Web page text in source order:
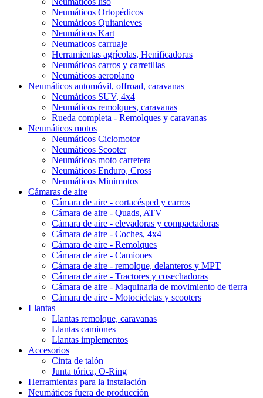
Neumáticos Ortopédicos
Neumáticos Quitanieves
Neumáticos Kart
Neumaticos carruaje
Herramientas agrícolas, Henificadoras
Neumáticos carros y carretillas
Neumáticos aeroplano
Neumáticos automóvil, offroad, caravanas
Neumáticos SUV, 4x4
Neumáticos remolques, caravanas
Rueda completa - Remolques y caravanas
Neumáticos motos
Neumáticos Ciclomotor
Neumáticos Scooter
Neumáticos moto carretera
Neumáticos Enduro, Cross
Neumáticos Minimotos
Cámaras de aire
Cámara de aire - cortacésped y carros
Cámara de aire - Quads, ATV
Cámara de aire - elevadoras y compactadoras
Cámara de aire - Coches, 4x4
Cámara de aire - Remolques
Cámara de aire - Camiones
Cámara de aire - remolque, delanteros y MPT
Cámara de aire - Tractores y cosechadoras
Cámara de aire - Maquinaria de movimiento de tierra
Cámara de aire - Motocicletas y scooters
Llantas
Llantas remolque, caravanas
Llantas camiones
Llantas implementos
Accesorios
Cinta de talón
Junta tórica, O-Ring
Herramientas para la instalación
Neumáticos fuera de producción